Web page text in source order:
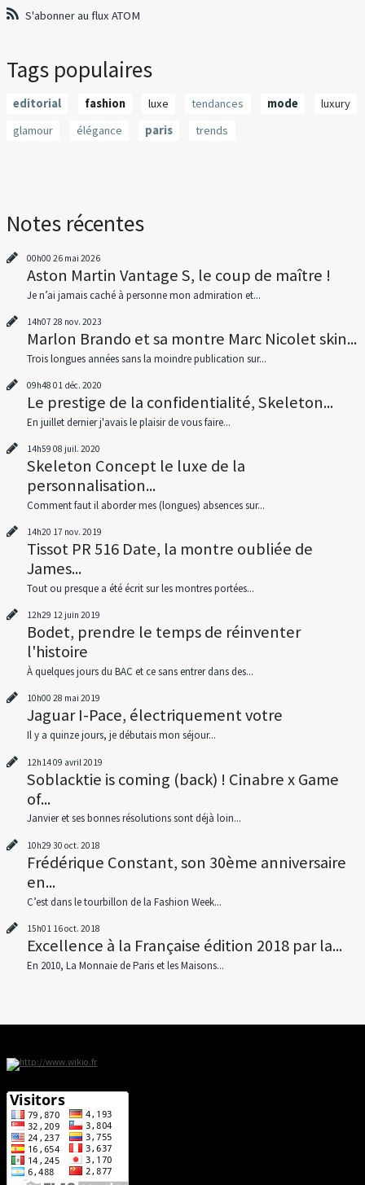
S'abonner au flux ATOM
Tags populaires
editorial fashion luxe tendances mode
luxury
glamour
élégance paris trends
Notes récentes
00h00 26 mai 2026
Aston Martin Vantage S, le coup de maître !
Je n’ai jamais caché à personne mon admiration et...
14h07 28 nov. 2023
Marlon Brando et sa montre Marc Nicolet skin...
Trois longues années sans la moindre publication sur...
09h48 01 déc. 2020
Le prestige de la confidentialité, Skeleton...
En juillet dernier j'avais le plaisir de vous faire...
14h59 08 juil. 2020
Skeleton Concept le luxe de la
personnalisation...
Comment faut il aborder mes (longues) absences sur...
14h20 17 nov. 2019
Tissot PR 516 Date, la montre oubliée de
James...
Tout ou presque a été écrit sur les montres portées...
12h29 12 juin 2019
Bodet, prendre le temps de réinventer
l'histoire
À quelques jours du BAC et ce sans entrer dans des...
10h00 28 mai 2019
Jaguar I-Pace, électriquement votre
Il y a quinze jours, je débutais mon séjour...
12h1409 avril 2019
Soblacktie is coming (back) ! Cinabre x Game
of...
Janvier et ses bonnes résolutions sont déjà loin...
10h29 30 oct. 2018
Frédérique Constant, son 30ème anniversaire
en...
C’est dans le tourbillon de la Fashion Week...
15h01 16oct. 2018
Excellence à la Française édition 2018 par la...
En 2010, La Monnaie de Paris et les Maisons...